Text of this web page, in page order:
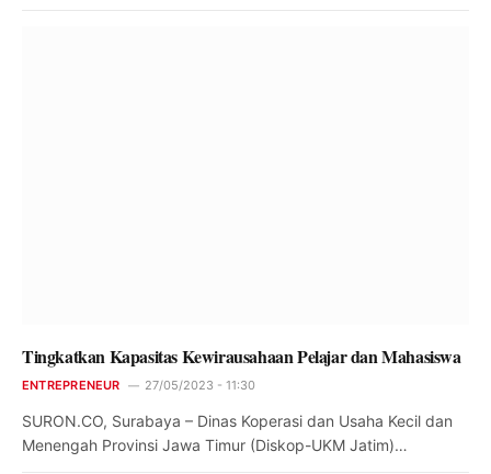
Tingkatkan Kapasitas Kewirausahaan Pelajar dan Mahasiswa
ENTREPRENEUR 27/05/2023 - 11:30
SURON.CO, Surabaya – Dinas Koperasi dan Usaha Kecil dan
Menengah Provinsi Jawa Timur (Diskop-UKM Jatim)…